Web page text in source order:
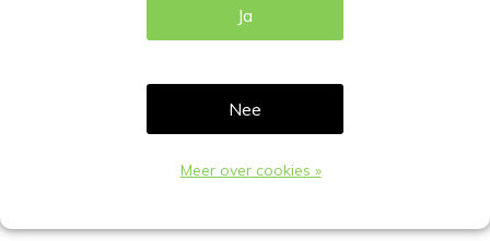
Deze wandfolderhouder A4 zijn multifunctioneel
toepasbaar. Set wordt geleverd per 4 stuks. Door het
innovatieve koppelsysteem kunt u de folders zowel naast
Ja
Nee
Meer over cookies »